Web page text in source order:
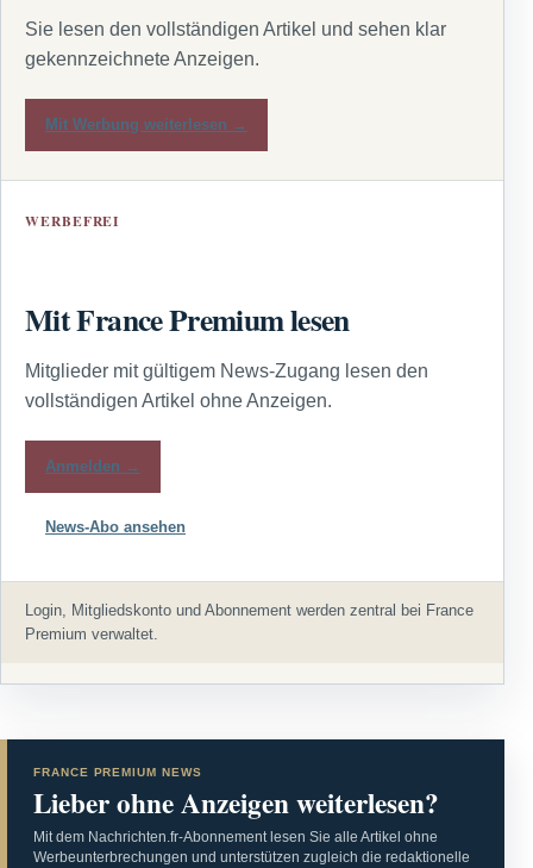
Sie lesen den vollständigen Artikel und sehen klar
gekennzeichnete Anzeigen.
Mit Werbung weiterlesen →
WERBEFREI
Mit France Premium lesen
Mitglieder mit gültigem News-Zugang lesen den
vollständigen Artikel ohne Anzeigen.
Anmelden →
News-Abo ansehen
Login, Mitgliedskonto und Abonnement werden zentral bei France
Premium verwaltet.
FRANCE PREMIUM NEWS
Lieber ohne Anzeigen weiterlesen?
Mit dem Nachrichten.fr-Abonnement lesen Sie alle Artikel ohne
Werbeunterbrechungen und unterstützen zugleich die redaktionelle